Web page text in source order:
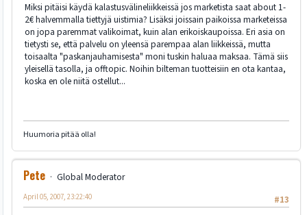
Miksi pitäisi käydä kalastusvälineliikkeissä jos marketista saat about 1-
2€ halvemmalla tiettyjä uistimia? Lisäksi joissain paikoissa marketeissa
on jopa paremmat valikoimat, kuin alan erikoiskaupoissa. Eri asia on
tietysti se, että palvelu on yleensä parempaa alan liikkeissä, mutta
toisaalta "paskanjauhamisesta" moni tuskin haluaa maksaa. Tämä siis
yleisellä tasolla, ja offtopic. Noihin bilteman tuotteisiin en ota kantaa,
koska en ole niitä ostellut...
Huumoria pitää olla!
Pete
Global Moderator
#13
April 05, 2007, 23:22:40